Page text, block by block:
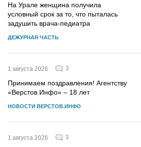
На Урале женщина получила
условный срок за то, что пыталась
задушить врача-педиатра
ДЕЖУРНАЯ ЧАСТЬ
1 августа 2026 3
Принимаем поздравления! Агентству
«Верстов.Инфо» – 18 лет
НОВОСТИ ВЕРСТОВ.ИНФО
1 августа 2026 3